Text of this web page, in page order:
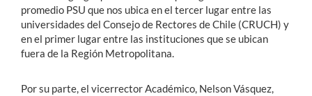
promedio PSU que nos ubica en el tercer lugar entre las
universidades del Consejo de Rectores de Chile (CRUCH) y
en el primer lugar entre las instituciones que se ubican
fuera de la Región Metropolitana.
Por su parte, el vicerrector Académico, Nelson Vásquez,